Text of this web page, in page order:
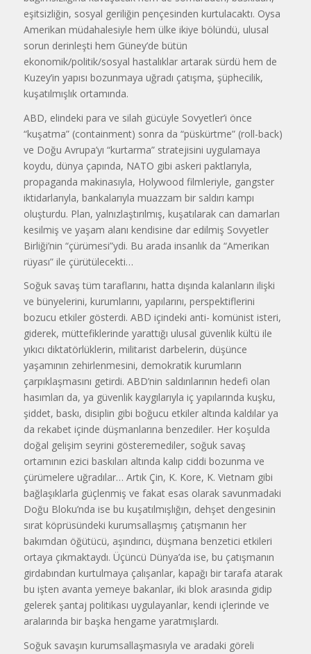
eşitsizliğin, sosyal geriliğin pençesinden kurtulacaktı. Oysa
Amerikan müdahalesiyle hem ülke ikiye bölündü, ulusal
sorun derinleşti hem Güney’de bütün
ekonomik/politik/sosyal hastalıklar artarak sürdü hem de
Kuzey’in yapısı bozunmaya uğradı çatışma, şüphecilik,
kuşatılmışlık ortamında.
ABD, elindeki para ve silah gücüyle Sovyetler’i önce
“kuşatma” (containment) sonra da “püskürtme” (roll-back)
ve Doğu Avrupa’yı “kurtarma” stratejisini uygulamaya
koydu, dünya çapında, NATO gibi askeri paktlarıyla,
propaganda makinasıyla, Holywood filmleriyle, gangster
iktidarlarıyla, bankalarıyla muazzam bir saldırı kampı
oluşturdu. Plan, yalnızlaştırılmış, kuşatılarak can damarları
kesilmiş ve yaşam alanı kendisine dar edilmiş Sovyetler
Birliği’nin “çürümesi”ydi. Bu arada insanlık da “Amerikan
rüyası” ile çürütülecekti…
Soğuk savaş tüm taraflarını, hatta dışında kalanların ilişki
ve bünyelerini, kurumlarını, yapılarını, perspektiflerini
bozucu etkiler gösterdi. ABD içindeki anti- komünist isteri,
giderek, müttefiklerinde yarattığı ulusal güvenlik kültü ile
yıkıcı diktatörlüklerin, militarist darbelerin, düşünce
yaşamının zehirlenmesini, demokratik kurumların
çarpıklaşmasını getirdi. ABD’nin saldırılarının hedefi olan
hasımları da, ya güvenlik kaygılarıyla iç yapılarında kuşku,
şiddet, baskı, disiplin gibi boğucu etkiler altında kaldılar ya
da rekabet içinde düşmanlarına benzediler. Her koşulda
doğal gelişim seyrini gösteremediler, soğuk savaş
ortamının ezici baskıları altında kalıp ciddi bozunma ve
çürümelere uğradılar… Artık Çin, K. Kore, K. Vietnam gibi
bağlaşıklarla güçlenmiş ve fakat esas olarak savunmadaki
Doğu Bloku’nda ise bu kuşatılmışlığın, dehşet dengesinin
sırat köprüsündeki kurumsallaşmış çatışmanın her
bakımdan öğütücü, aşındırıcı, düşmana benzetici etkileri
ortaya çıkmaktaydı. Üçüncü Dünya’da ise, bu çatışmanın
girdabından kurtulmaya çalışanlar, kapağı bir tarafa atarak
bu işten avanta yemeye bakanlar, iki blok arasında gidip
gelerek şantaj politikası uygulayanlar, kendi içlerinde ve
aralarında bir başka hengame yaratmışlardı.
Soğuk savaşın kurumsallaşmasıyla ve aradaki göreli